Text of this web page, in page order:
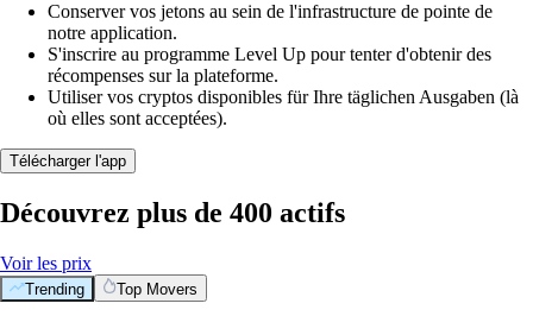
Conserver vos jetons au sein de l'infrastructure de pointe de
notre application.
S'inscrire au programme Level Up pour tenter d'obtenir des
récompenses sur la plateforme.
Utiliser vos cryptos disponibles für Ihre täglichen Ausgaben (là
où elles sont acceptées).
Télécharger l'app
Découvrez plus de 400 actifs
Voir les prix
Trending Top Movers